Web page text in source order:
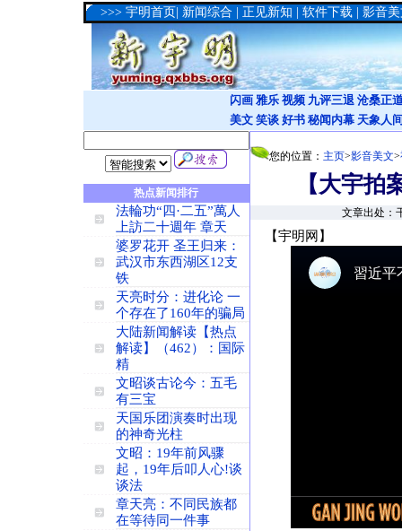
>>> 宇明首页 新闻综合 正见新知 软件下载| 影音美
闪画 雅乐 视频 九评三退 沧桑正
美文 笑谈 好书 秘闻内幕 天象人
热点新闻排行
法輪功“四·二五”萬人
上訪二十週年 章天
婆罗花开 圣王归来：
武汉市东西湖区12支
铁
天亮时分：进化论 一
个存在了160年的骗局
大陆新闻解读【热点
解读】（462）：国际
精
文昭谈古论今：五毛
有三宝
天国乐团演奏时出现
的神奇光柱
文昭：19年前风骤
起，19年后叩人心!谈
谈法
章天亮：不同民族都
在等待同一件事
您的位置： 主页>影音美文>
【大宇拍
文章出处：
【宇明网】